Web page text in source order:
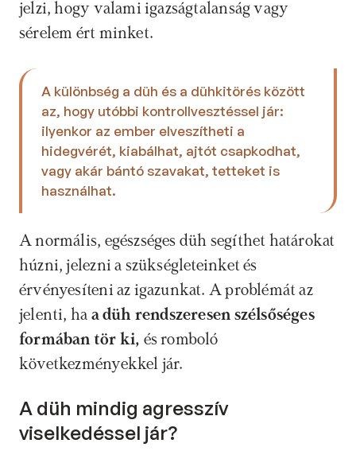
jelzi, hogy valami igazságtalanság vagy
sérelem ért minket.
A különbség a düh és a dühkitörés között
az, hogy utóbbi kontrollvesztéssel jár:
ilyenkor az ember elveszítheti a
hidegvérét, kiabálhat, ajtót csapkodhat,
vagy akár bántó szavakat, tetteket is
használhat.
A normális, egészséges düh segíthet határokat
húzni, jelezni a szükségleteinket és
érvényesíteni az igazunkat. A problémát az
jelenti, ha a düh rendszeresen szélsőséges
formában tör ki, és romboló
következményekkel jár.
A düh mindig agresszív
viselkedéssel jár?